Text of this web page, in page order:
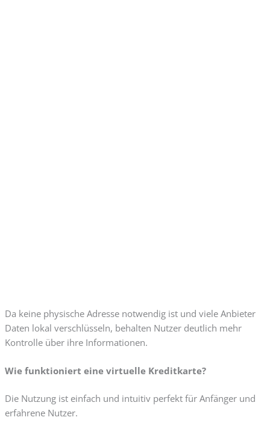
Da keine physische Adresse notwendig ist und viele Anbieter
Daten lokal verschlüsseln, behalten Nutzer deutlich mehr
Kontrolle über ihre Informationen.
Wie funktioniert eine virtuelle Kreditkarte?
Die Nutzung ist einfach und intuitiv perfekt für Anfänger und
erfahrene Nutzer.